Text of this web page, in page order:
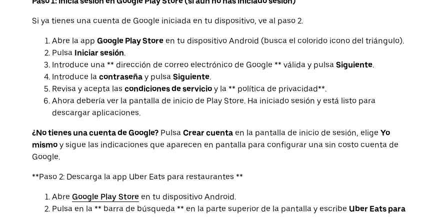
Si ya tienes una cuenta de Google iniciada en tu dispositivo, ve al paso 2.
Abre la app Google Play Store en tu dispositivo Android (busca el colorido icono del triángulo).
Pulsa Iniciar sesión.
Introduce una ** dirección de correo electrónico de Google ** válida y pulsa Siguiente.
Introduce la contraseña y pulsa Siguiente.
Revisa y acepta las condiciones de servicio y la ** política de privacidad**.
Ahora debería ver la pantalla de inicio de Play Store. Ha iniciado sesión y está listo para
descargar aplicaciones.
¿No tienes una cuenta de Google? Pulsa Crear cuenta en la pantalla de inicio de sesión, elige Yo
mismo y sigue las indicaciones que aparecen en pantalla para configurar una sin costo cuenta de
Google.
**Paso 2: Descarga la app Uber Eats para restaurantes **
Abre Google Play Store en tu dispositivo Android.
Pulsa en la ** barra de búsqueda ** en la parte superior de la pantalla y escribe Uber Eats para